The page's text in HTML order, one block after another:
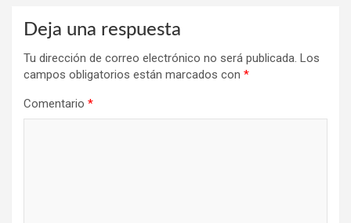
Deja una respuesta
Tu dirección de correo electrónico no será publicada. Los
campos obligatorios están marcados con *
Comentario *